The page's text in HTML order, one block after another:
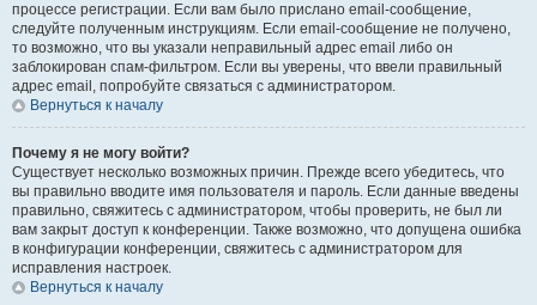
процессе регистрации. Если вам было прислано email-сообщение,
следуйте полученным инструкциям. Если email-сообщение не получено,
то возможно, что вы указали неправильный адрес email либо он
заблокирован спам-фильтром. Если вы уверены, что ввели правильный
адрес email, попробуйте связаться с администратором.
Вернуться к началу
Почему я не могу войти?
Существует несколько возможных причин. Прежде всего убедитесь, что
вы правильно вводите имя пользователя и пароль. Если данные введены
правильно, свяжитесь с администратором, чтобы проверить, не был ли
вам закрыт доступ к конференции. Также возможно, что допущена ошибка
в конфигурации конференции, свяжитесь с администратором для
исправления настроек.
Вернуться к началу